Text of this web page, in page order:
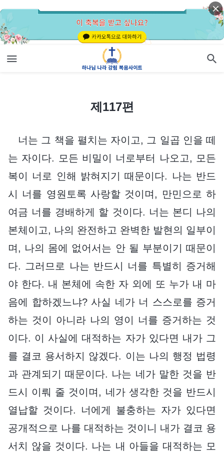
제117편
너는 그 책을 펼치는 자이고, 그 일곱 인을 떼
는 자이다. 모든 비밀이 너로부터 나오고, 모든
복이 너로 인해 밝혀지기 때문이다. 나는 반드
시 너를 영원토록 사랑할 것이며, 만민으로 하
여금 너를 경배하게 할 것이다. 너는 본디 나의
본체이고, 나의 완전하고 완벽한 발현의 일부이
며, 나의 몸에 없어서는 안 될 부분이기 때문이
다. 그러므로 나는 반드시 너를 특별히 증거해
야 한다. 내 본체에 속한 자 외에 또 누가 내 마
음에 합하겠느냐? 사실 네가 너 스스로를 증거
하는 것이 아니라 나의 영이 너를 증거하는 것
이다. 이 사실에 대적하는 자가 있다면 내가 그
를 결코 용서하지 않겠다. 이는 나의 행정 법령
과 관계되기 때문이다. 나는 네가 말한 것을 반
드시 이뤄 줄 것이며, 네가 생각한 것을 반드시
열납할 것이다. 너에게 불충하는 자가 있다면
공개적으로 나를 대적하는 것이니 내가 결코 용
서치 않을 것이다. 나는 내 아들을 대적하는 모